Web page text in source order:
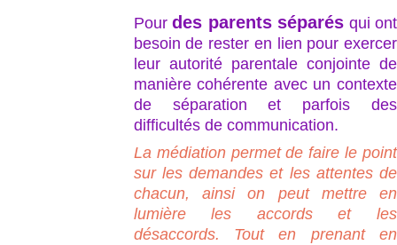
Pourdes parents séparés qui ont
besoin de rester en lien pour exercer
leur autorité parentale conjointe de
manière cohérente avec un contexte
de séparation et parfois des
difficultés de communication.
La médiation permet de faire le point
sur les demandes et les attentes de
chacun, ainsi on peut mettre en
lumière les accords et les
désaccords. Tout en prenant en